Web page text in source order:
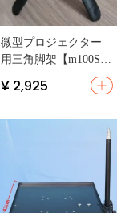
微型プロジェクター
用三角脚架【m100S対
¥ 2,925